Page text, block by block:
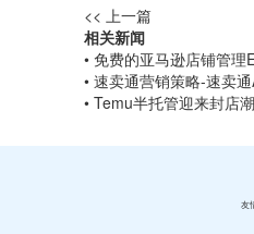
<< 上一篇
相关新闻
• 免费的亚马逊店铺管
• 速卖通营销策略-速卖
• Temu半托管迎来封店
友